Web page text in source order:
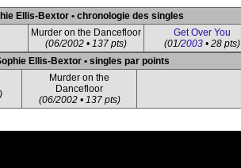
Ellis-Bextor • chronologie des singles
Murder on the Dancefloor
(06/2002 • 137 pts)
Get Over You
(01/2003• 28 pts)
Ellis-Bextor • singles par points
Murder on the
Dancefloor
(06/2002 • 137 pts)